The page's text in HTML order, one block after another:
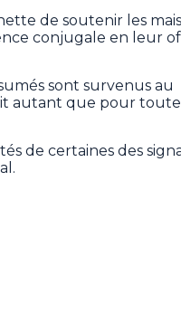
de soutenir les
conjugale en leur
sont survenus au
autant que pour toute
de certaines des